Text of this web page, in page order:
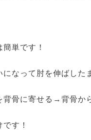
単です！
になって肘を伸ばした
背骨に寄せる→背骨か
す！